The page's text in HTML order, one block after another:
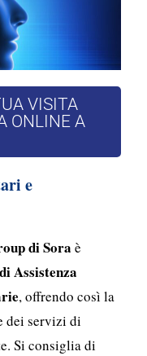
VISITA
ONLINE A
e
di Sora è
Assistenza
, offrendo così la
dei servizi di
Si consiglia di